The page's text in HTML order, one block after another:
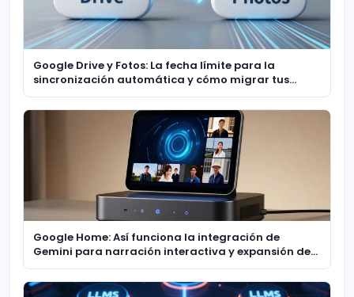
Google Drive y Fotos: La fecha límite para la
sincronización automática y cómo migrar tus
recuerdos
Google Home: Así funciona la integración de
Gemini para narración interactiva y expansión de
cámaras